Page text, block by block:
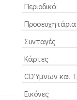
Περιοδικά
Προσευχητάρια
Συνταγές
Κάρτες
CD Ύμνων και
Εικόνες